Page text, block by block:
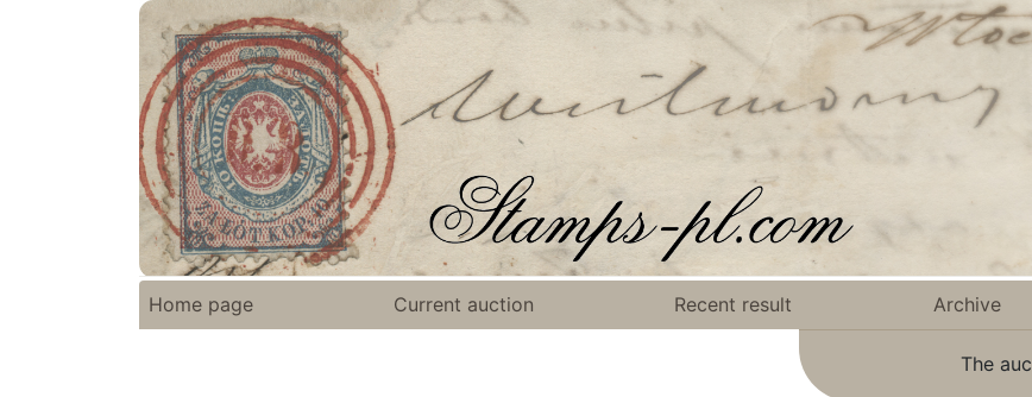
Home page Current auction Recent result Archive
The